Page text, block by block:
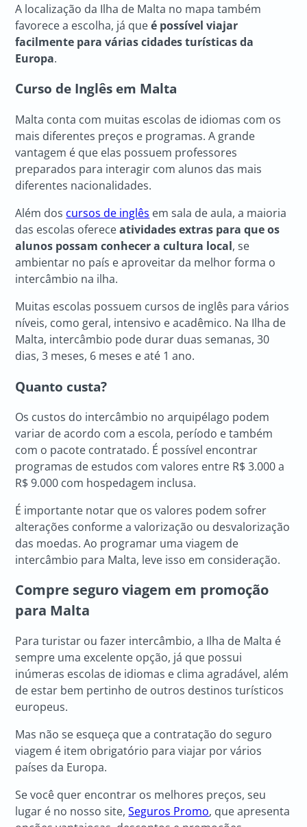
A localização da Ilha de Malta no mapa também
favorece a escolha, já queé possível viajar
facilmente para várias cidades turísticas da
Europa.
Curso de Inglês em Malta
Malta conta com muitas escolas de idiomas com os
mais diferentes preços e programas. A grande
vantagem é que elas possuem professores
preparados para interagir com alunos das mais
diferentes nacionalidades.
Além dos cursos de inglês em sala de aula, a maioria
das escolas ofereceatividades extras para que os
alunos possam conhecer a cultura local, se
ambientar no país e aproveitar da melhor forma o
intercâmbio na ilha.
Muitas escolas possuem cursos de inglês para vários
níveis, como geral, intensivo e acadêmico. Na Ilha de
Malta, intercâmbio pode durar duas semanas, 30
dias, 3 meses, 6 meses e até 1 ano.
Quanto custa?
Os custos do intercâmbio no arquipélago podem
variar de acordo com a escola, período e também
com o pacote contratado. É possível encontrar
programas de estudos com valores entre R$ 3.000 a
R$ 9.000 com hospedagem inclusa.
É importante notar que os valores podem sofrer
alterações conforme a valorização ou desvalorização
das moedas. Ao programar uma viagem de
intercâmbio para Malta, leve isso em consideração.
Compre seguro viagem em promoção
para Malta
Para turistar ou fazer intercâmbio, a Ilha de Malta é
sempre uma excelente opção, já que possui
inúmeras escolas de idiomas e clima agradável, além
de estar bem pertinho de outros destinos turísticos
europeus.
Mas não se esqueça que a contratação do seguro
viagem é item obrigatório para viajar por vários
países da Europa.
Se você quer encontrar os melhores preços, seu
lugar é no nosso site,Seguros Promo, que apresenta